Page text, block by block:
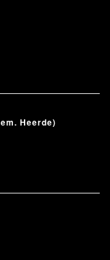
Heerde)